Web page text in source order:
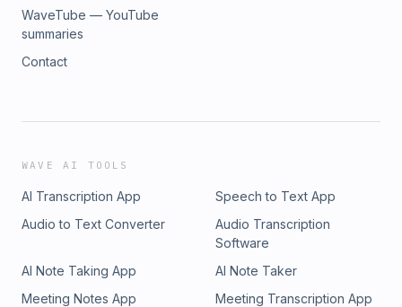
WaveTube — YouTube
summaries
Contact
WAVE AI TOOLS
AI Transcription App
Speech to Text App
Audio to Text Converter
Audio Transcription
Software
AI Note Taking App
AI Note Taker
Meeting Notes App
Meeting Transcription App